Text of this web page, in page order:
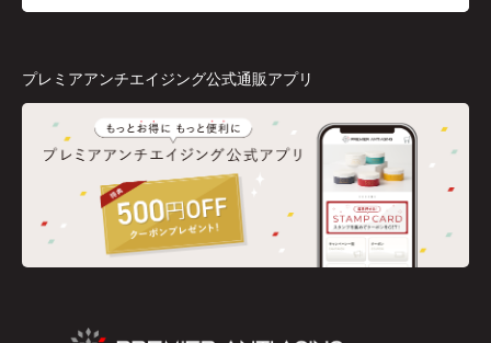
プレミアアンチエイジング公式通販アプリ